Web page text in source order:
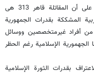
وأکد وزیر الدفاع الإیرانی العمید أحمد وحیدی على أن المقاتلة قاهر 313 هی
المشککة بقدرات الجمهوریة
من أفراد غیرمتخصصین ووسائل
الجهموریة الإسلامیة رغم الحظر
بقدرات الثورة الإسلامیة